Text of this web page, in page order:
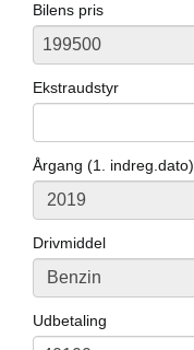
Bilens pris
Ekstraudstyr
Årgang (1. indreg.dato)
Drivmiddel
Udbetaling